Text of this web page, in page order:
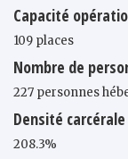
Capacité
109 places
Nombre de
227 personnes
Densité carcérale
208.3%